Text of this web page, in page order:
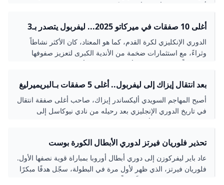
أرسنال قائمة الأندية الأكثر إنفاقًا صافيًا.
أغلى 10 صفقات في ميركاتو 2025... ليفربول يتصدر بـ3
لاعبين النهار
الدوري الإنكليزي لكرة القدم، كما هو المعتاد، كان الأكثر نشاطاً
وثراءً، مع استثمارات ضخمة من الأندية الكبرى لتعزيز صفوفها
استعداداً للمنافسة على الألقاب المحلية والأوروبية
بعد انتقال إيزاك إلى ليفربول.. أغلى 5 صفقات بـالبريميرليغ
أصبح المهاجم السويدي أليكساندر إيزاك، صاحب أغلى صفقة انتقال
في تاريخ الدوري الإنجليزي بعد رحيله من نادي نيوكاسل إلى
ليفربول في اليوم الأخير من سوق الانتقالات الصيفية الإثنين،
الممتاز
تحذير فلوريان فيرتز لدوري الأبطال الكورة بوست
عاد باير ليفركوزن إلى دوري أبطال أوروبا بمباراة قوية نصفها الأول.
فلوريان فيرتز، الذي ظهر لأول مرة في البطولة، سجّل هدفًا مبكرًا
بعد خمس دقائق، مسجلاً رقماً